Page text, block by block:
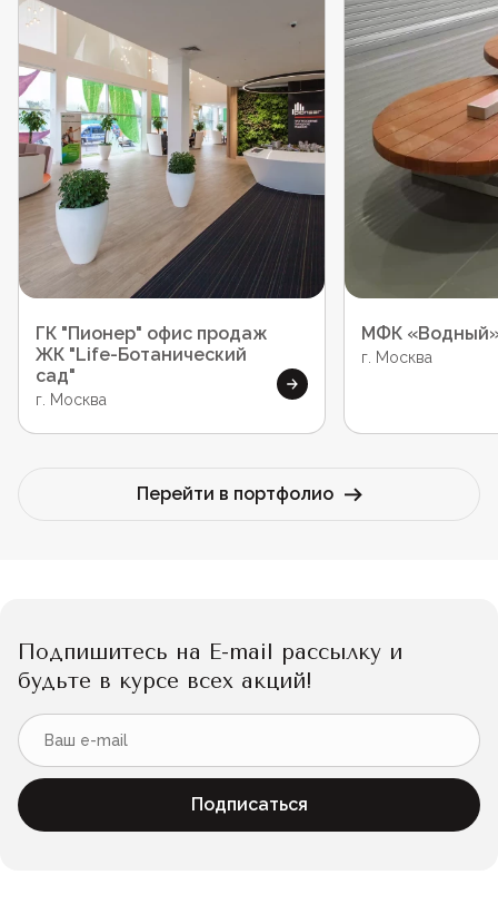
ГК "Пионер" офис продаж
ЖК "Life-Ботанический
сад"
г. Москва
МФК
г. Москва
Перейти в портфолио
Подпишитесь на E-mail рассылку и
будьте в курсе всех акций!
Подписаться